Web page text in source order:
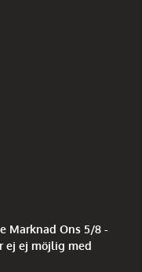
Marknad Ons 5/8 -
ej ej möjlig med